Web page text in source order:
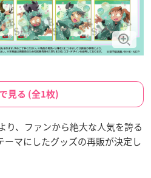
見る (全1枚)
り、ファンから絶大な人気を誇る
ーマにしたグッズの再販が決定し